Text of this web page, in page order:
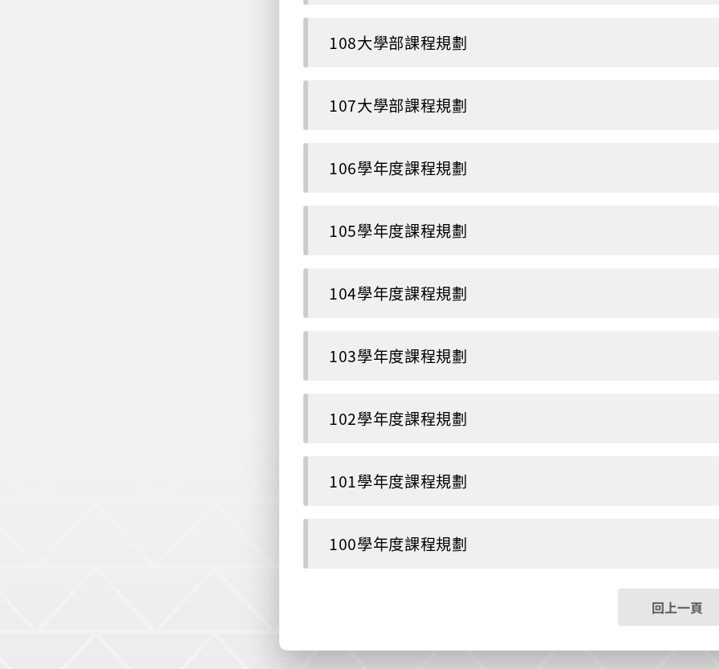
108大學部課程規劃
107大學部課程規劃
106學年度課程規劃
105學年度課程規劃
104學年度課程規劃
103學年度課程規劃
102學年度課程規劃
101學年度課程規劃
100學年度課程規劃
回上一頁